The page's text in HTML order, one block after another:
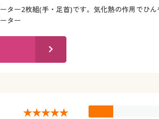
ター2枚組(手・足首)です。気化熱の作用でひん
ター